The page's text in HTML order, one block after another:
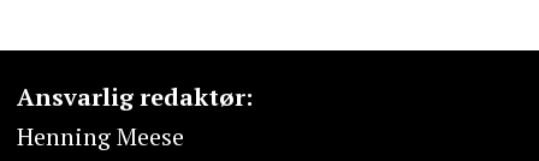
Ansvarlig redaktør:
Henning Meese